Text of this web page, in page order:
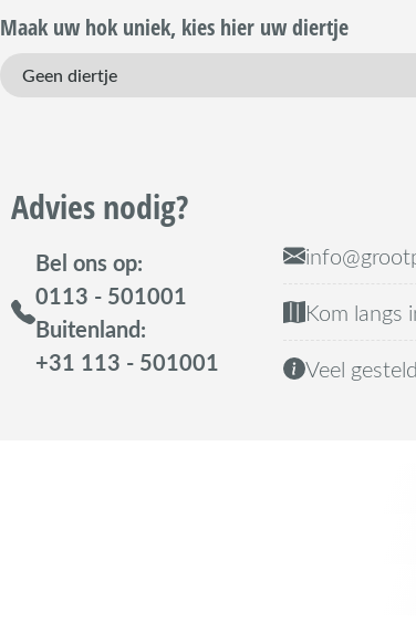
Maak uw hok uniek, kies hier uw diertje
Advies nodig?
Bel ons op:
0113 - 501001
Buitenland:
+31 113 - 501001
Kom langs
Veel